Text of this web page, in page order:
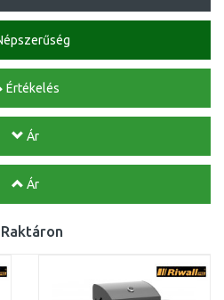
Értékelés
Ár
Ár
Raktáron